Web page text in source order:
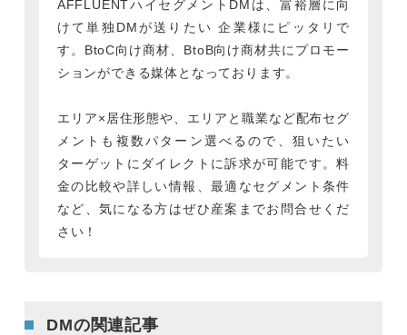
AFFLUENTハイセグメントDMは、富裕層に向
けて単独DMが送りたい 企業様にピッタリで
す。BtoC向け商材、BtoB向け商材共にプロモー
ションができる媒体となっております。
エリア×居住形態や、エリアと職業など配布セグ
メントも複数パターン選べるので、狙いたい
ターゲットにダイレクトに訴求が可能です。料
金の比較や詳しい情報、最適なセグメント条件
など、気になる方はぜひ産案までお問合せくだ
さい！
DMの関連記事